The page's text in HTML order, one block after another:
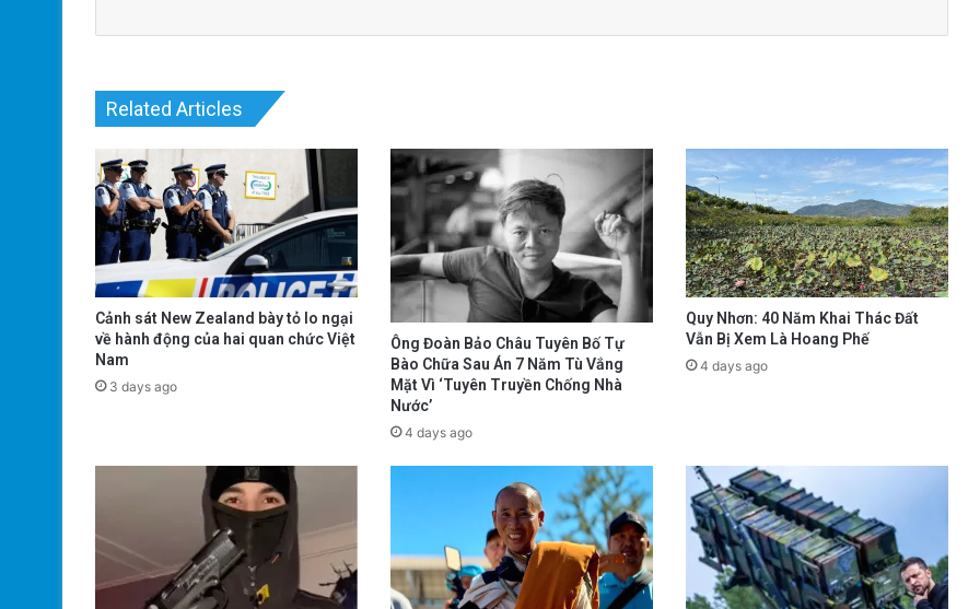
Related Articles
Cảnh sát New Zealand bày tỏ lo ngại
về hành động của hai quan chức Việt
Nam
3 days ago
Ông Đoàn Bảo Châu Tuyên Bố Tự
Bào Chữa Sau Án 7 Năm Tù Vắng
Mặt Vì ‘Tuyên Truyền Chống Nhà
Nước’
4 days ago
Quy Nhơn: 40 Năm Khai Thác Đất
Vẫn Bị Xem Là Hoang Phế
4 days ago